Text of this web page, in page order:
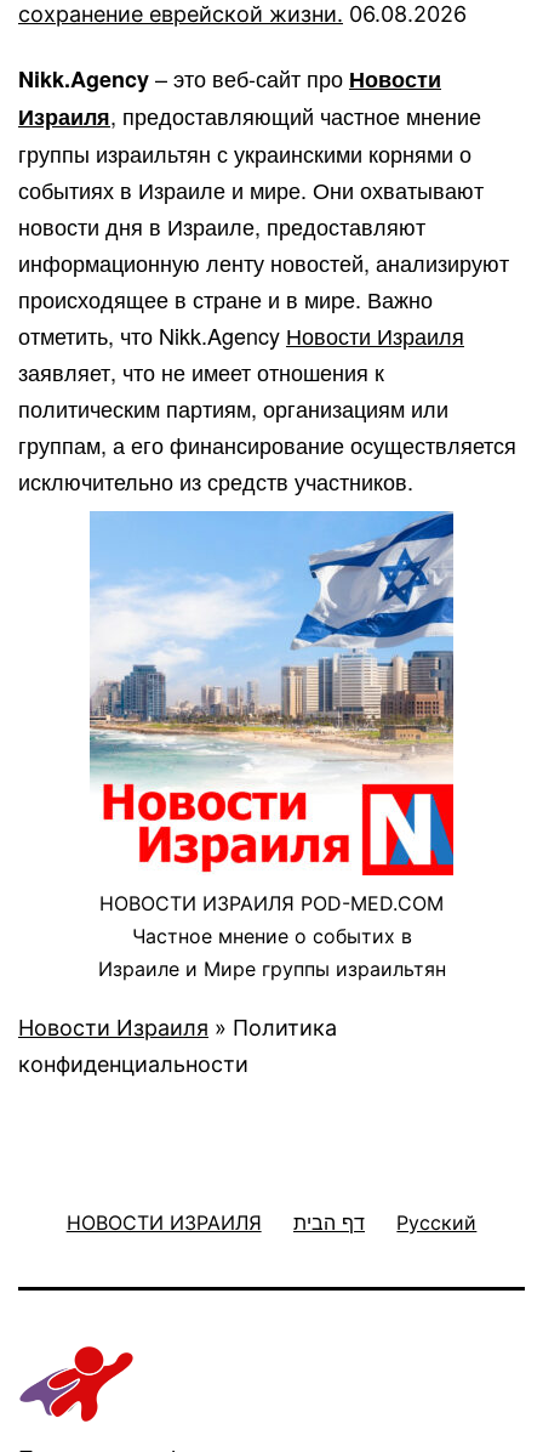
сохранение еврейской жизни. 06.08.2026
Nikk.Agency– это веб-сайт про Новости
Израиля, предоставляющий частное мнение
группы израильтян с украинскими корнями о
событиях в Израиле и мире. Они охватывают
новости дня в Израиле, предоставляют
информационную ленту новостей, анализируют
происходящее в стране и в мире. Важно
отметить, что Nikk.Agency Новости Израиля
заявляет, что не имеет отношения к
политическим партиям, организациям или
группам, а его финансирование осуществляется
исключительно из средств участников.
НОВОСТИ ИЗРАИЛЯ POD-MED.COM
Частное мнение о событих в
Израиле и Мире группы израильтян
Новости Израиля » Политика
конфиденциальности
НОВОСТИ ИЗРАИЛЯ דף הבית Русский